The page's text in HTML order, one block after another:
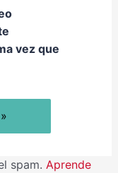
vez que
spam. Aprende